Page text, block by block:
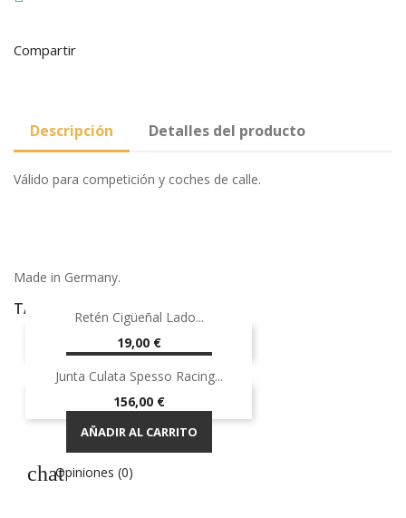
Compartir
Descripción Detalles del producto
Válido para competición y coches de calle.
Made in Germany.
TAMBIÉN PODRÍA INTERESARLE
Retén Cigüeñal Lado...
Precio
19,00 €
AÑADIR AL CARRITO
Junta Culata Spesso Racing...
Precio
156,00 €
AÑADIR AL CARRITO
Opiniones (0)